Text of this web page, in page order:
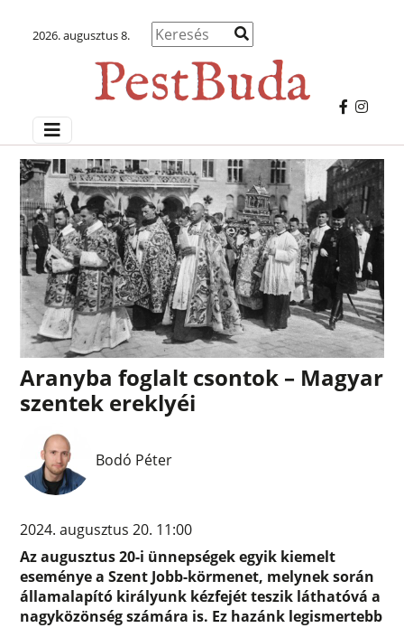
2026. augusztus 8.
Aranyba foglalt csontok – Magyar
szentek ereklyéi
Bodó Péter
2024. augusztus 20. 11:00
Az augusztus 20-i ünnepségek egyik kiemelt
eseménye a Szent Jobb-körmenet, melynek során
államalapító királyunk kézfejét teszik láthatóvá a
nagyközönség számára is. Ez hazánk legismertebb